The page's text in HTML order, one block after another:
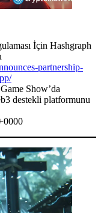
İçin Hashgraph
partnership-
Show’da
destekli platformunu